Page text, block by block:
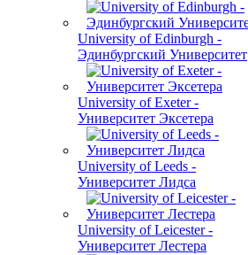
University of Edinburgh -
Эдинбургский Университет
University of Exeter -
Университет Эксетера
University of Leeds -
Университет Лидса
University of Leicester -
Университет Лестера